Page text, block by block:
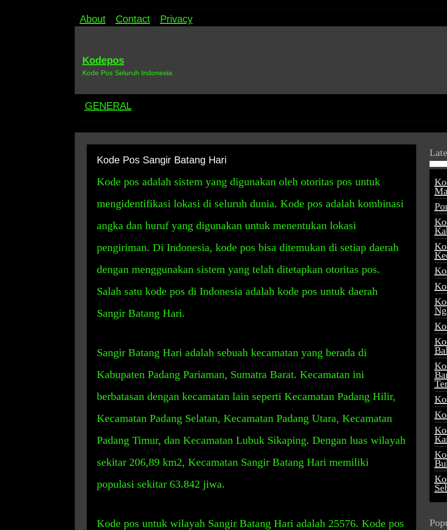
About Contact Privacy
Kodepos
Kode Pos Seluruh Indonesia
GENERAL
Kode Pos Sangir Batang Hari
Kode pos adalah sistem yang digunakan oleh otoritas pos untuk
mengidentifikasi lokasi di seluruh dunia. Kode pos adalah kombinasi
angka dan huruf yang digunakan untuk menentukan lokasi
pengiriman. Di Indonesia, kode pos bisa ditemukan di setiap daerah
dengan menggunakan sistem yang telah ditetapkan otoritas pos.
Salah satu kode pos di Indonesia adalah kode pos untuk daerah
Sangir Batang Hari.
Sangir Batang Hari adalah sebuah kecamatan yang berada di
Kabupaten Padang Pariaman, Sumatra Barat. Kecamatan ini
berbatasan dengan kecamatan lain seperti Kecamatan Padang Hilir,
Kecamatan Padang Selatan, Kecamatan Padang Utara, Kecamatan
Padang Timur, dan Kecamatan Lubuk Sikaping. Dengan luas wilayah
sekitar 206,89 km2, Kecamatan Sangir Batang Hari memiliki
populasi sekitar 63.842 jiwa.
Kode pos untuk wilayah Sangir Batang Hari adalah 25576. Kode pos